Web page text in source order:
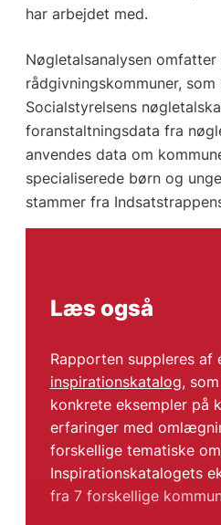
har arbejdet med.
Nøgletalsanalysen omfatter
rådgivningskommuner,
Socialstyrelsens
foranstaltningsdata fra
anvendes data om
specialiserede børn og
stammer fra
Læs også
Rapporten suppleres
inspirationskatalog,
konkrete eksempler på
erfaringer med
forskellige tematiske
Inspirationskatalogets
fra 7 forskellige